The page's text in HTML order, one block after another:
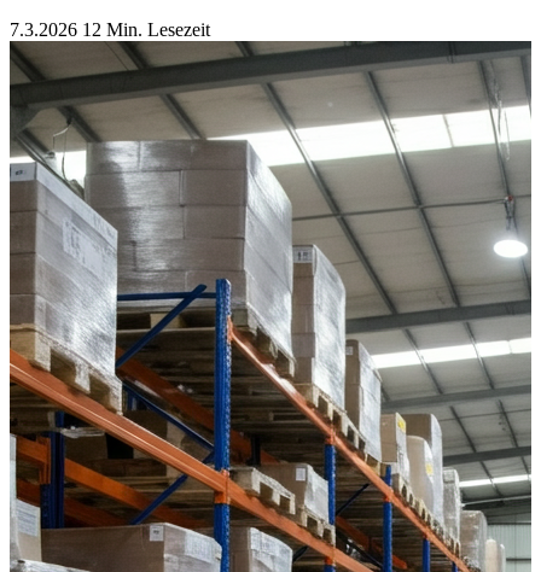
7.3.2026 12 Min. Lesezeit